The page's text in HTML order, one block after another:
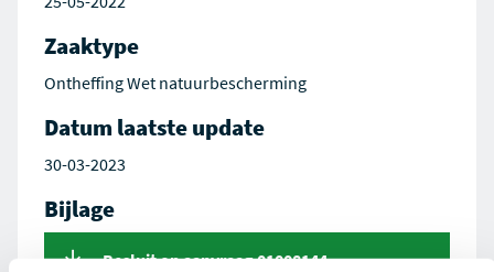
Zaaktype
Ontheffing Wet natuurbescherming
Datum laatste update
30-03-2023
Bijlage
Besluit op aanvraag 01008144-